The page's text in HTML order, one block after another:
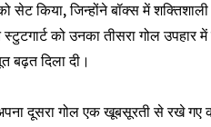
किया, जिन्होंने बॉक्स में
को उनका तीसरा गोल उपहार में
बढ़त दिला दी।
दूसरा गोल एक खूबसूरती से रखे गए